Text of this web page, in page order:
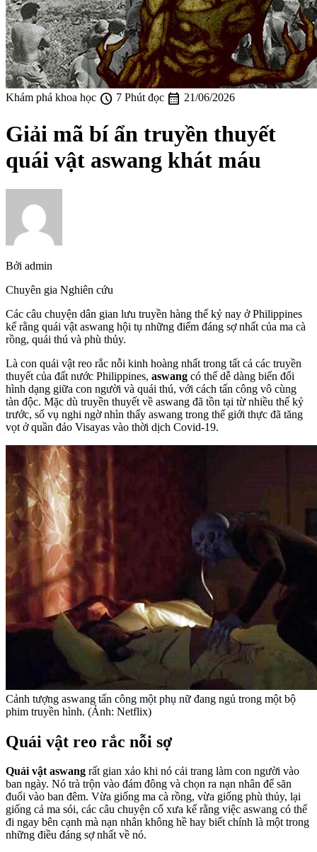
Khám phá khoa học schedule 7 Phút đọc calendar_month 21/06/2026
Giải mã bí ẩn truyền thuyết
quái vật aswang khát máu
Bởi admin
Chuyên gia Nghiên cứu
Các câu chuyện dân gian lưu truyền hàng thế kỷ nay ở Philippines
kể rằng quái vật aswang hội tụ những điểm đáng sợ nhất của ma cà
rồng, quái thú và phù thủy.
Là con quái vật reo rắc nỗi kinh hoàng nhất trong tất cả các truyền
thuyết của đất nước Philippines, aswang có thể dễ dàng biến đổi
hình dạng giữa con người và quái thú, với cách tấn công vô cùng
tàn độc. Mặc dù truyền thuyết về aswang đã tồn tại từ nhiều thế kỷ
trước, số vụ nghi ngờ nhìn thấy aswang trong thế giới thực đã tăng
vọt ở quần đảo Visayas vào thời dịch Covid-19.
Cảnh tượng aswang tấn công một phụ nữ đang ngủ trong một bộ
phim truyền hình. (Ảnh: Netflix)
Quái vật reo rắc nỗi sợ
Quái vật aswang rất gian xảo khi nó cải trang làm con người vào
ban ngày. Nó trà trộn vào đám đông và chọn ra nạn nhân để săn
đuổi vào ban đêm. Vừa giống ma cà rồng, vừa giống phù thủy, lại
giống cả ma sói, các câu chuyện cổ xưa kể rằng việc aswang có thể
đi ngay bên cạnh mà nạn nhân không hề hay biết chính là một trong
những điều đáng sợ nhất về nó.